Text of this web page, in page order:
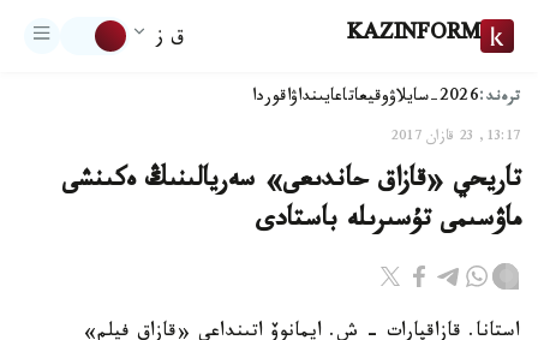
KAZINFORM ق ز
ترەند:2026-سايلاۋ وقيعاتاعايىنداۋاقوردا
13:17, 23 قازان 2017
تاريحي «قازاق حاندىعى» سەريالىنىڭ ەكىنشى
ماۋسىمى تۇسىرىلە باستادى
استانا. قازاقپارات - ش. ايمانوۆ اتىنداعى «قازاق فيلم»